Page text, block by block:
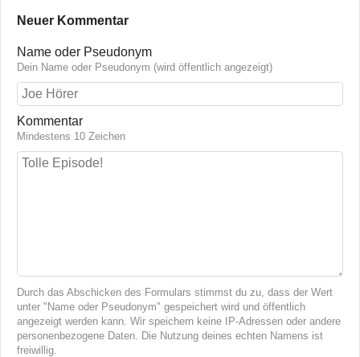
Neuer Kommentar
Name oder Pseudonym
Dein Name oder Pseudonym (wird öffentlich angezeigt)
Kommentar
Mindestens 10 Zeichen
Durch das Abschicken des Formulars stimmst du zu, dass der Wert
unter "Name oder Pseudonym" gespeichert wird und öffentlich
angezeigt werden kann. Wir speichern keine IP-Adressen oder andere
personenbezogene Daten. Die Nutzung deines echten Namens ist
freiwillig.